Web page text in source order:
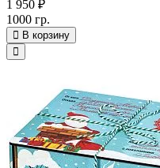
1 950 ₽
1000 гр.
В корзину